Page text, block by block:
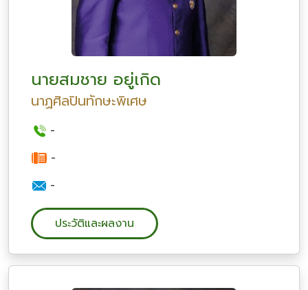
นายสมชาย อยู่เกิด
นาฏศิลปินทักษะพิเศษ
-
-
-
ประวัติและผลงาน